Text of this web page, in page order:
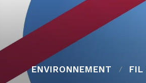
ENVIRONNEMENT FIL